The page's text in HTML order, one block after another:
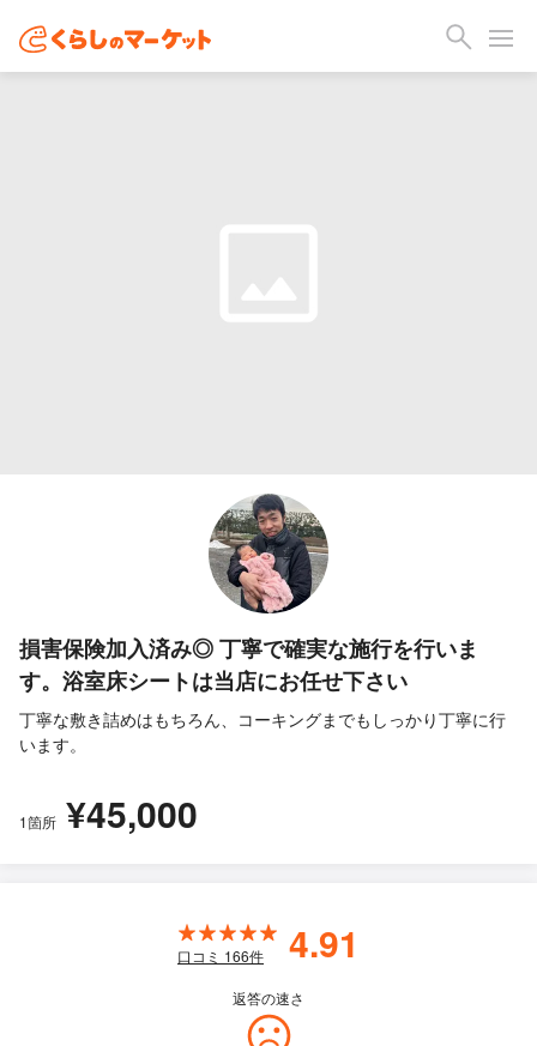
損害保険加入済み◎ 丁寧で確実な施行を行いま
す。浴室床シートは当店にお任せ下さい
丁寧な敷き詰めはもちろん、コーキングまでもしっかり丁寧に行
います。
1箇所 ¥45,000
口コミ 166件 4.91
返答の速さ